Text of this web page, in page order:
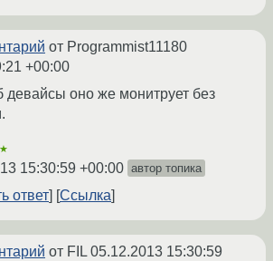
от Programmist11180
+00:00
девайсы оно же монитрует без
15:30:59 +00:00 автор топика
ответ Ссылка
от FIL05.12.2013 15:30:59